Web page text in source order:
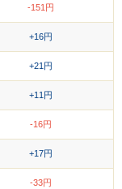
-151円
+16円
+21円
+11円
-16円
+17円
-33円